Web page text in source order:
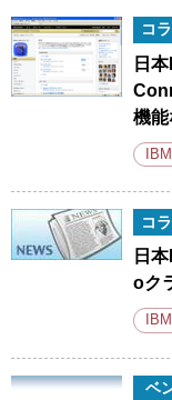
コ
日
機能
IBM
コ
日
oク
IBM
ベ